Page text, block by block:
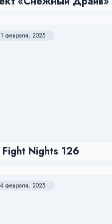
февраля, 2025
Nights 126
февраля, 2025